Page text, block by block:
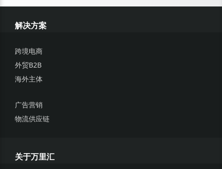
解决方案
跨境电商
外贸B2B
海外主体
广告营销
物流供应链
关于万里汇